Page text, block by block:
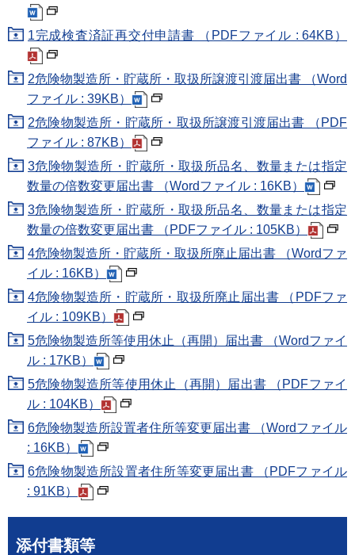
1完成検査済証再交付申請書 （PDFファイル : 64KB）
2危険物製造所・貯蔵所・取扱所譲渡引渡届出書 （Word
ファイル : 39KB）
2危険物製造所・貯蔵所・取扱所譲渡引渡届出書 （PDF
ファイル : 87KB）
3危険物製造所・貯蔵所・取扱所品名、数量または指定
数量の倍数変更届出書 （Wordファイル : 16KB）
3危険物製造所・貯蔵所・取扱所品名、数量または指定
数量の倍数変更届出書 （PDFファイル : 105KB）
4危険物製造所・貯蔵所・取扱所廃止届出書 （Wordファ
イル : 16KB）
4危険物製造所・貯蔵所・取扱所廃止届出書 （PDFファ
イル : 109KB）
5危険物製造所等使用休止（再開）届出書 （Wordファイ
ル : 17KB）
5危険物製造所等使用休止（再開）届出書 （PDFファイ
ル : 104KB）
6危険物製造所設置者住所等変更届出書 （Wordファイル
: 16KB）
6危険物製造所設置者住所等変更届出書 （PDFファイル
: 91KB）
添付書類等